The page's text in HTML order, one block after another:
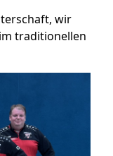
wir
traditionellen